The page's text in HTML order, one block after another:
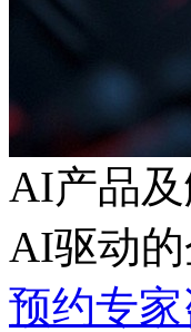
AI产品
AI驱动
预约专家